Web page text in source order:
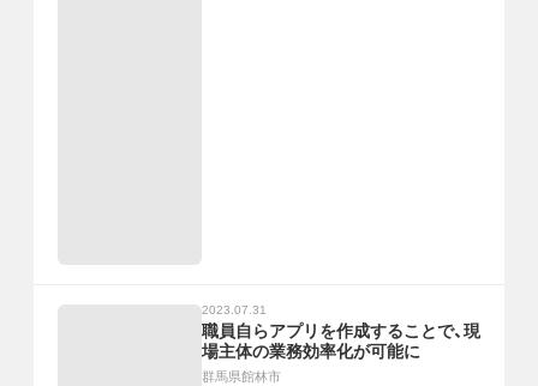
2023.07.31
職員自らアプリを作成することで、現
場主体の業務効率化が可能に
群馬県館林市